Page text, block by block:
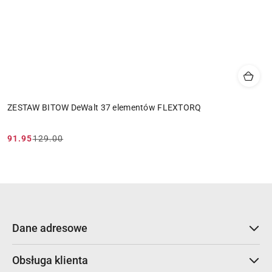
ZESTAW BITOW DeWalt 37 elementów FLEXTORQ
Cena
91.95
Cena
129.00
Dane adresowe
Obsługa klienta